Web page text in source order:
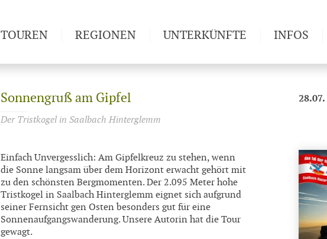
Sonnengruß am Gipfel
Der Tristkogel in Saalbach Hinterglemm
Einfach Unvergesslich: Am Gipfelkreuz zu stehen, wenn
die Sonne langsam über dem Horizont erwacht gehört mit
zu den schönsten Bergmomenten.Der 2.095 Meter hohe
Tristkogel in Saalbach Hinterglemm eignet sich aufgrund
seiner Fernsicht gen Osten besonders gut für eine
Sonnenaufgangswanderung. Unsere Autorin hat die Tour
gewagt.
28.07.
TOUREN REGIONEN UNTERKÜNFTE INFOS